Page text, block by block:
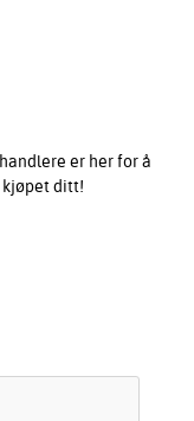
er her for å
kjøpet ditt!